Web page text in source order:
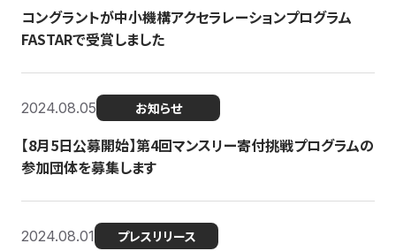
コングラントが中小機構アクセラレーションプログラム
FASTARで受賞しました
2024.08.05 お知らせ
【8月5日公募開始】第4回マンスリー寄付挑戦プログラムの
参加団体を募集します
2024.08.01 プレスリリース